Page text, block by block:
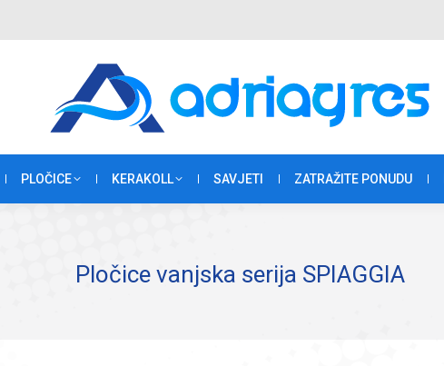
PLOČICE KERAKOLL SAVJETI ZATRAŽITE PONUDU
Pločice vanjska serija SPIAGGIA